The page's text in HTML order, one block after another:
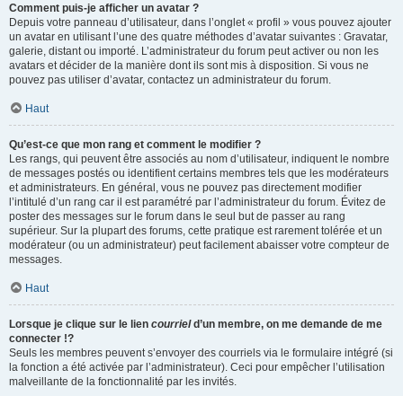
Comment puis-je afficher un avatar ?
Depuis votre panneau d’utilisateur, dans l’onglet « profil » vous pouvez ajouter
un avatar en utilisant l’une des quatre méthodes d’avatar suivantes : Gravatar,
galerie, distant ou importé. L’administrateur du forum peut activer ou non les
avatars et décider de la manière dont ils sont mis à disposition. Si vous ne
pouvez pas utiliser d’avatar, contactez un administrateur du forum.
Haut
Qu’est-ce que mon rang et comment le modifier ?
Les rangs, qui peuvent être associés au nom d’utilisateur, indiquent le nombre
de messages postés ou identifient certains membres tels que les modérateurs
et administrateurs. En général, vous ne pouvez pas directement modifier
l’intitulé d’un rang car il est paramétré par l’administrateur du forum. Évitez de
poster des messages sur le forum dans le seul but de passer au rang
supérieur. Sur la plupart des forums, cette pratique est rarement tolérée et un
modérateur (ou un administrateur) peut facilement abaisser votre compteur de
messages.
Haut
Lorsque je clique sur le lien courrield’un membre, on me demande de me
connecter !?
Seuls les membres peuvent s’envoyer des courriels via le formulaire intégré (si
la fonction a été activée par l’administrateur). Ceci pour empêcher l’utilisation
malveillante de la fonctionnalité par les invités.